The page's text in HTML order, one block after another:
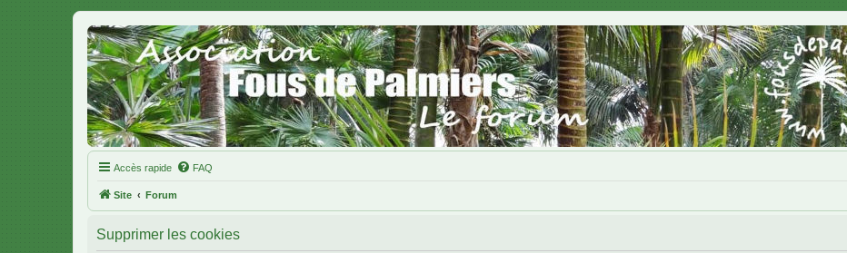
Accès rapide FAQ
Site Forum
Supprimer les cookies